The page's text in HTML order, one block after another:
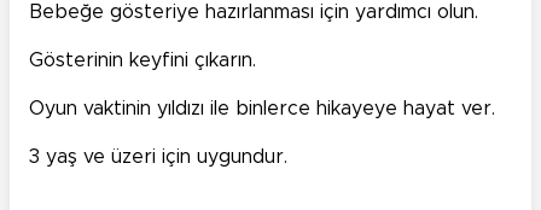
Bebeğe gösteriye hazırlanması için yardımcı olun.
Gösterinin keyfini çıkarın.
Oyun vaktinin yıldızı ile binlerce hikayeye hayat ver.
3 yaş ve üzeri için uygundur.